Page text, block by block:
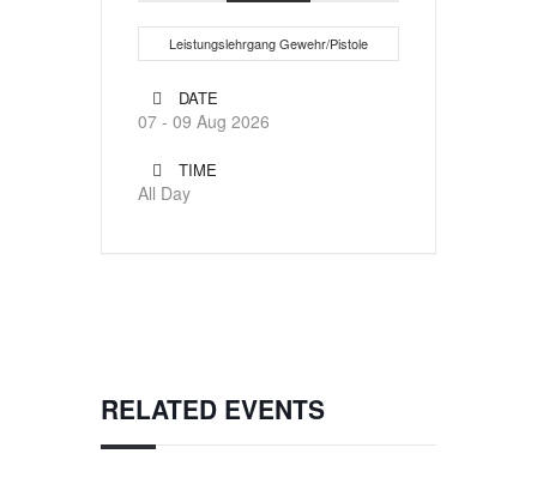
Leistungslehrgang Gewehr/Pistole
DATE
07 - 09 Aug 2026
TIME
All Day
RELATED EVENTS